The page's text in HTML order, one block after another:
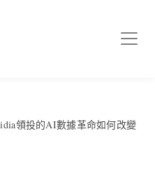
領投的AI數據革命如何改變